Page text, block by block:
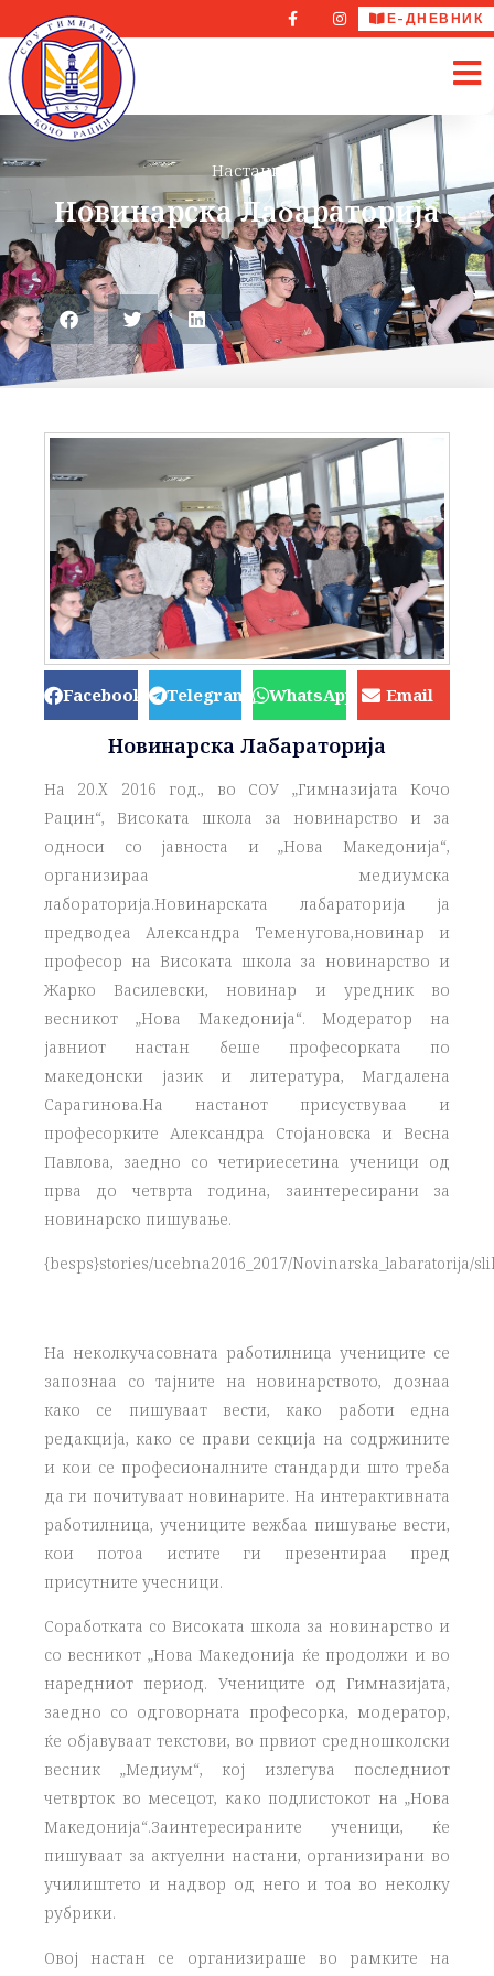
Е-ДНЕВНИК
Настани
Новинарска Лабараторија
Facebook Telegram WhatsApp Email
Новинарска Лабараторија
На 20.X 2016 год., во СОУ „Гимназијата Кочо
Рацин“, Високата школа за новинарство и за
односи со јавноста и „Нова Македонија“,
организираа медиумска
лабораторија.Новинарската лабараторија ја
предводеа Александра Теменугова,новинар и
професор на Високата школа за новинарство и
Жарко Василевски, новинар и уредник во
весникот „Нова Македонија“. Модератор на
јавниот настан беше професорката по
македонски јазик и литература, Магдалена
Сарагинова.На настанот присуствуваа и
професорките Александра Стојановска и Весна
Павлова, заедно со четириесетина ученици од
прва до четврта година, заинтересирани за
новинарско пишување.
{besps}stories/ucebna2016_2017/Novinarska_labaratorija/
На неколкучасовната работилница учениците се
запознаа со тајните на новинарството, дознаа
како се пишуваат вести, како работи една
редакција, како се прави секција на содржините
и кои се професионалните стандарди што треба
да ги почитуваат новинарите. На интерактивната
работилница, учениците вежбаа пишување вести,
кои потоа истите ги презентираа пред
присутните учесници.
Соработката со Високата школа за новинарство и
со весникот „Нова Македонија ќе продолжи и во
наредниот период. Учениците од Гимназијата,
заедно со одговорната професорка, модератор,
ќе објавуваат текстови, во првиот средношколски
весник „Медиум“, кој излегува последниот
четврток во месецот, како подлистокот на „Нова
Македонија“.Заинтересираните ученици, ќе
пишуваат за актуелни настани, организирани во
училиштето и надвор од него и тоа во неколку
рубрики.
Овој настан се организираше во рамките на